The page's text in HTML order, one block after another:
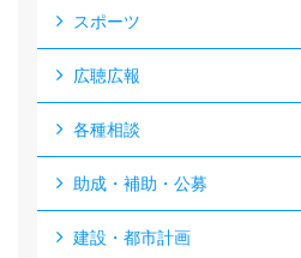
スポーツ
広聴広報
各種相談
助成・補助・公募
建設・都市計画